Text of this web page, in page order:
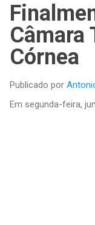
Câmara
Córnea
Publicado por
Em segunda-feira,